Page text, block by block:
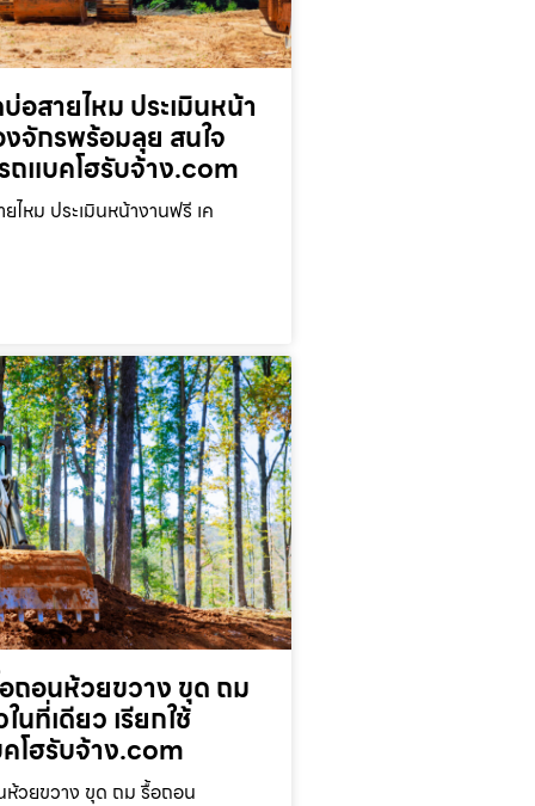
อสายไหม ประเมินหน้า
จักรพร้อมลุย สนใจ
แบคโฮรับจ้าง.com
ไหม ประเมินหน้างานฟรี เค
ถอนห้วยขวาง ขุด ถม
นที่เดียว เรียกใช้
โฮรับจ้าง.com
ห้วยขวาง ขุด ถม รื้อถอน